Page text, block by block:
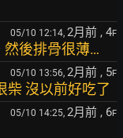
05/10 12:14, 2月前 , 4F
然後排骨很薄…
05/10 13:56, 2月前 , 5F
柴 沒以前好吃了
05/10 14:25, 2月前 , 6F